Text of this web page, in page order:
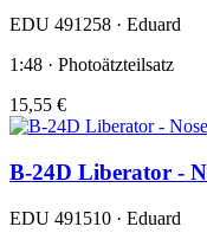
EDU 491258 · Eduard
1:48 · Photoätzteilsatz
15,55 €
B-24D Liberator -
EDU 491510 · Eduard